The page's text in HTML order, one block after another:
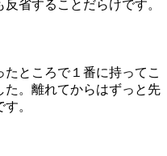
省することだらけです。
ところで１番に持ってこ
た。離れてからはずっと先
。